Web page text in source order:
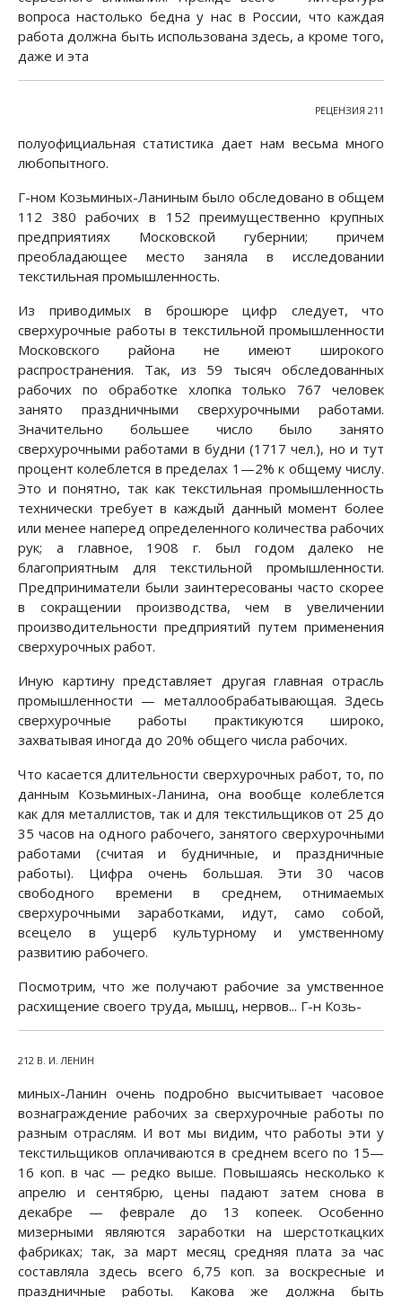
вопроса настолько бедна у нас в России, что каждая
работа должна быть использована здесь, а кроме того,
даже и эта
РЕЦЕНЗИЯ 211
полуофициальная статистика дает нам весьма много
любопытного.
Г-ном Козьминых-Ланиным было обследовано в общем
112 380 рабочих в 152 преимущественно крупных
предприятиях Московской губернии; причем
преобладающее место заняла в исследовании
текстильная промышленность.
Из приводимых в брошюре цифр следует, что
сверхурочные работы в текстильной промышленности
Московского района не имеют широкого
распространения. Так, из 59 тысяч обследованных
рабочих по обработке хлопка только 767 человек
занято праздничными сверхурочными работами.
Значительно большее число было занято
сверхурочными работами в будни (1717 чел.), но и тут
процент колеблется в пределах 1—2% к общему числу.
Это и понятно, так как текстильная промышленность
технически требует в каждый данный момент более
или менее наперед определенного количества рабочих
рук; а главное, 1908 г. был годом далеко не
благоприятным для текстильной промышленности.
Предприниматели были заинтересованы часто скорее
в сокращении производства, чем в увеличении
производительности предприятий путем применения
сверхурочных работ.
Иную картину представляет другая главная отрасль
промышленности — металлообрабатывающая. Здесь
сверхурочные работы практикуются широко,
захватывая иногда до 20% общего числа рабочих.
Что касается длительности сверхурочных работ, то, по
данным Козьминых-Ланина, она вообще колеблется
как для металлистов, так и для текстильщиков от 25 до
35 часов на одного рабочего, занятого сверхурочными
работами (считая и будничные, и праздничные
работы). Цифра очень большая. Эти 30 часов
свободного времени в среднем, отнимаемых
сверхурочными заработками, идут, само собой,
всецело в ущерб культурному и умственному
развитию рабочего.
Посмотрим, что же получают рабочие за умственное
расхищение своего труда, мышц, нервов... Г-н Козь-
212 В. И. ЛЕНИН
миных-Ланин очень подробно высчитывает часовое
вознаграждение рабочих за сверхурочные работы по
разным отраслям. И вот мы видим, что работы эти у
текстильщиков оплачиваются в среднем всего по 15—
16 коп. в час — редко выше. Повышаясь несколько к
апрелю и сентябрю, цены падают затем снова в
декабре — феврале до 13 копеек. Особенно
мизерными являются заработки на шерстоткацких
фабриках; так, за март месяц средняя плата за час
составляла здесь всего 6,75 коп. за воскресные и
праздничные работы. Какова же должна быть